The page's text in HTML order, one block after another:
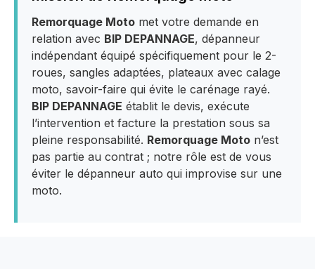
Remorquage Moto met votre demande en
relation avec BIP DEPANNAGE, dépanneur
indépendant équipé spécifiquement pour le 2-
roues, sangles adaptées, plateaux avec calage
moto, savoir-faire qui évite le carénage rayé.
BIP DEPANNAGE établit le devis, exécute
l’intervention et facture la prestation sous sa
pleine responsabilité. Remorquage Moto n’est
pas partie au contrat ; notre rôle est de vous
éviter le dépanneur auto qui improvise sur une
moto.